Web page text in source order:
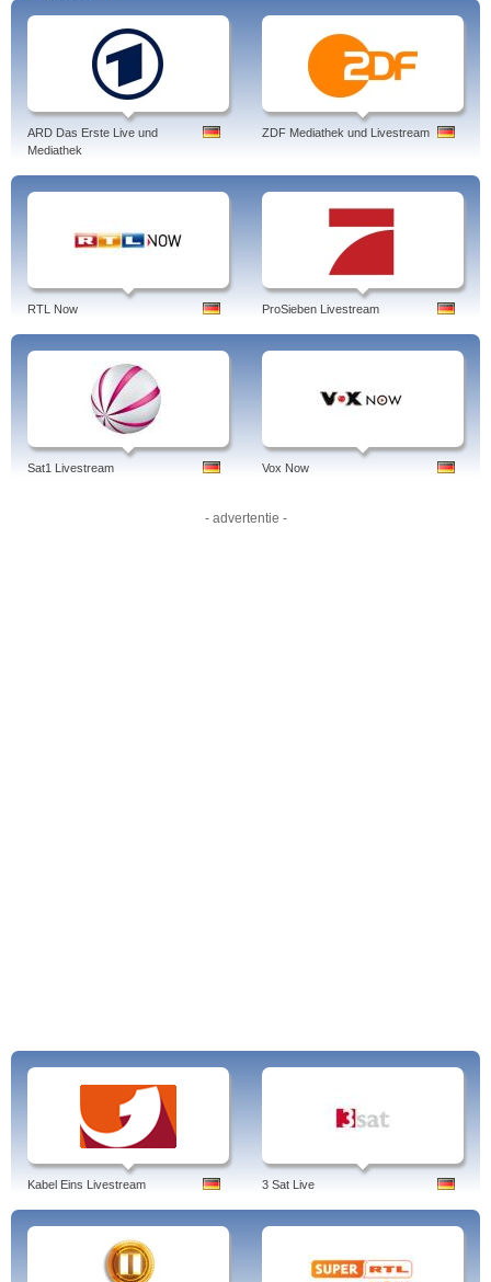
ARD Das Erste Live und
Mediathek
ZDF Mediathek und Livestream
RTL Now ProSieben Livestream
Sat1 Livestream Vox Now
- advertentie -
Kabel Eins Livestream 3 Sat Live